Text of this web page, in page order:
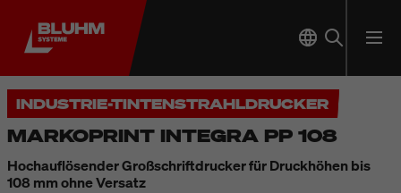
INDUSTRIE-TINTENSTRAHLDRUCKER
MARKOPRINT INTEGRA PP 108
Hochauflösender Großschriftdrucker für Druckhöhen bis
108 mm ohne Versatz